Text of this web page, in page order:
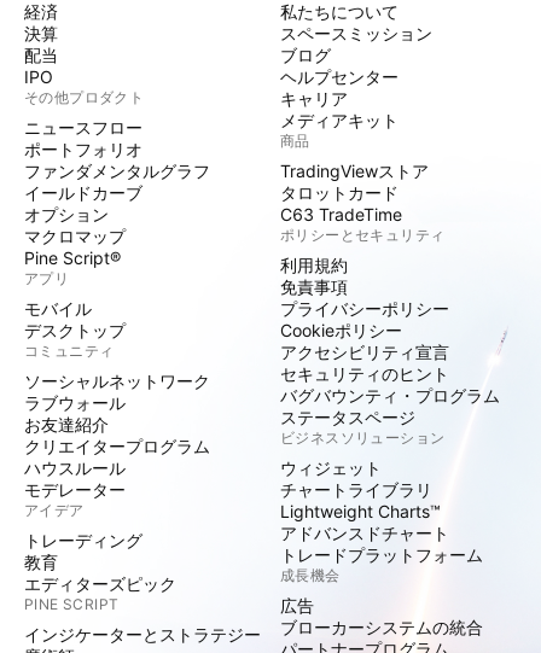
経済
決算
配当
IPO
その他プロダクト
ニュースフロー
ポートフォリオ
ファンダメンタルグラフ
イールドカーブ
オプション
マクロマップ
Pine Script®
アプリ
モバイル
デスクトップ
コミュニティ
ソーシャルネットワーク
ラブウォール
お友達紹介
クリエイタープログラム
ハウスルール
モデレーター
アイデア
トレーディング
教育
エディターズピック
PINE SCRIPT
インジケーターとストラテジー
私たちについて
スペースミッション
ブログ
ヘルプセンター
キャリア
メディアキット
商品
TradingViewストア
タロットカード
C63 TradeTime
ポリシーとセキュリティ
利用規約
免責事項
プライバシーポリシー
Cookieポリシー
アクセシビリティ宣言
セキュリティのヒント
バグバウンティ・プログラム
ステータスページ
ビジネスソリューション
ウィジェット
チャートライブラリ
Lightweight Charts™
アドバンスドチャート
トレードプラットフォーム
成長機会
広告
ブローカーシステムの統合
パートナープログラム